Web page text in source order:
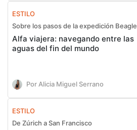
ESTILO
Sobre los pasos de la expedición Beagle
Alfa viajera: navegando entre las
aguas del fin del mundo
Por Alicia Miguel Serrano
ESTILO
De Zúrich a San Francisco